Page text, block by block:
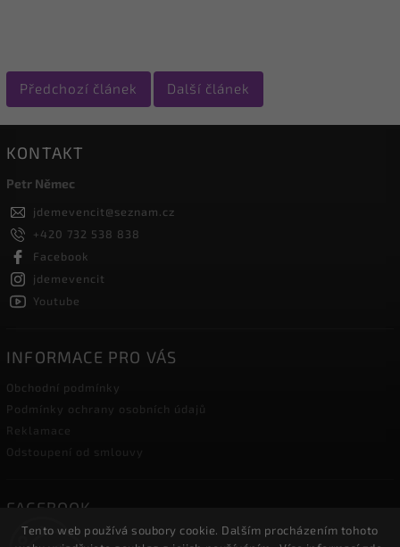
Tento web používá soubory cookie. Dalším procházením tohoto
Předchozí článek Další článek
KONTAKT
Petr Němec
jdemevencit@seznam.cz
+420 732 538 838
Facebook
jdemevencit
Youtube
INFORMACE PRO VÁS
Obchodní podmínky
Podmínky ochrany osobních údajů
Reklamace
Odstoupení od smlouvy
FACEBOOK